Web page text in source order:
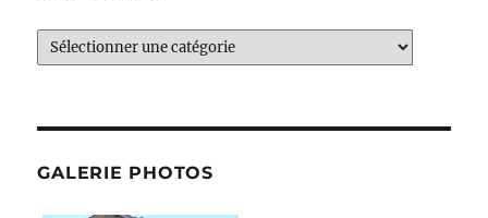
Catégories
GALERIE PHOTOS